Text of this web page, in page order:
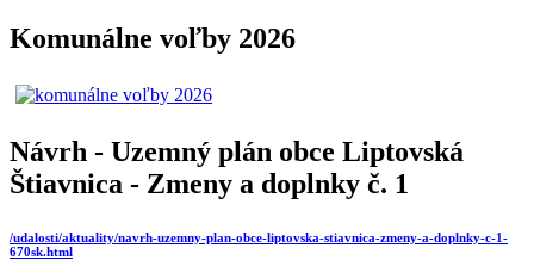
Komunálne voľby 2026
Návrh - Uzemný plán obce Liptovská
Štiavnica - Zmeny a doplnky č. 1
/udalosti/aktuality/navrh-uzemny-plan-obce-liptovska-stiavnica-zmeny-a-doplnky-c-1-
670sk.html